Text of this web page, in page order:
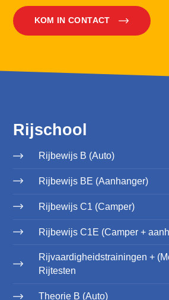
KOM IN CONTACT
Rijschool
Rijbewijs B (Auto)
Rijbewijs BE (Aanhanger)
Rijbewijs C1 (Camper)
Rijbewijs C1E (Camper +
Rijvaardigheidstrainingen +
Rijtesten
Theorie B (Auto)